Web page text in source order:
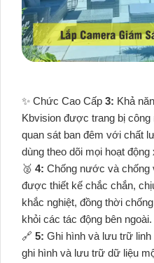
✨ Chức Cao Cấp 3: Khả
Kbvision được trang bị công
quan sát ban đêm với chất
dùng theo dõi mọi hoạt động
️🥈 4: Chống nước và chống
được thiết kế chắc chắn,
khắc nghiệt, đồng thời
khỏi các tác động bên ngoài.
🔗 5: Ghi hình và lưu trữ
ghi hình và lưu trữ dữ liệu